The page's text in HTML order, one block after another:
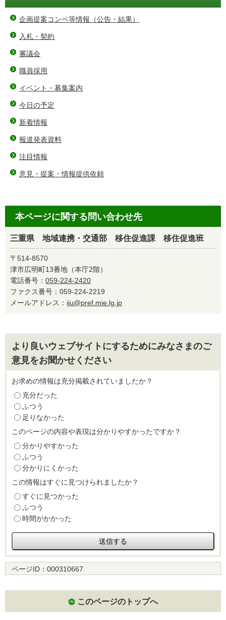
企画提案コンペ等情報（公告・結果）
入札・契約
審議会
職員採用
イベント・募集案内
今日の予定
新着情報
報道発表資料
注目情報
意見・提案・情報提供依頼
本ページに関する問い合わせ先
三重県 地域連携・交通部 移住促進課 移住促進班
〒514-8570
津市広明町13番地（本庁2階）
電話番号： 059-224-2420
ファクス番号：059-224-2219
メールアドレス： iju@pref.mie.lg.jp
より良いウェブサイトにするためにみなさまのご
意見をお聞かせください
お求めの情報は充分掲載されていましたか？
充分だった
ふつう
足りなかった
このページの内容や表現は分かりやすかったですか？
分かりやすかった
ふつう
分かりにくかった
この情報はすぐに見つけられましたか？
すぐに見つかった
ふつう
時間がかかった
ページID： 000310667
このページのトップへ